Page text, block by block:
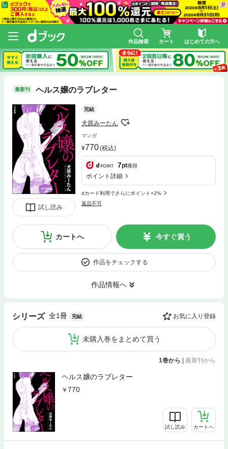
作品検索 カート はじめての方へ
最新刊 ヘルス嬢のラブレター
試し読み
完結
犬原みーたん
マンガ
770(税込)
7pt獲得
ポイント詳細
dカード利用でさらにポイント+2%
返品不可
カートへ 今すぐ買う
作品をチェックする
作品情報へ
シリーズ 全1冊 完結 お気に入り登録
未購入巻をまとめて買う
1巻から | 最新刊から
ヘルス嬢のラブレター
770
試し読み カートへ